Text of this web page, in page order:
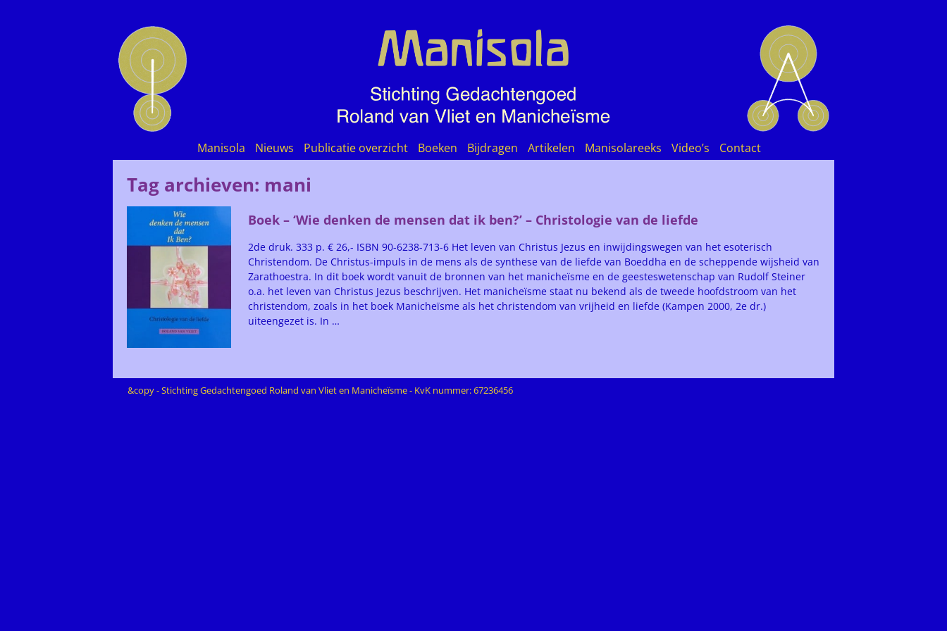
Manisola Nieuws Publicatie overzicht Boeken Bijdragen Artikelen Manisolareeks Video’s Contact
Tag archieven: mani
Boek – ‘Wie denken de mensen dat ik ben?’ – Christologie van de liefde
2de druk. 333 p. € 26,- ISBN 90-6238-713-6 Het leven van Christus Jezus en inwijdingswegen van het esoterisch
Christendom. De Christus-impuls in de mens als de synthese van de liefde van Boeddha en de scheppende wijsheid van
Zarathoestra. In dit boek wordt vanuit de bronnen van het manicheïsme en de geesteswetenschap van Rudolf Steiner
o.a. het leven van Christus Jezus beschrijven. Het manicheïsme staat nu bekend als de tweede hoofdstroom van het
christendom, zoals in het boek Manicheïsme als het christendom van vrijheid en liefde (Kampen 2000, 2e dr.)
uiteengezet is. In …
&copy - Stichting Gedachtengoed Roland van Vliet en Manicheïsme - KvK nummer: 67236456